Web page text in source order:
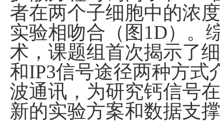
者在两个子细胞中的浓
实验相吻合（图 1D）。
术，课题组首次揭示了
和IP3信号途径两种方式
波通讯，为研究钙信号
新的实验方案和数据支